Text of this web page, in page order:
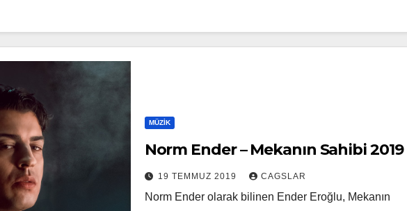
MÜZIK
Norm Ender – Mekanın Sahibi 2019
19 TEMMUZ 2019 CAGSLAR
Norm Ender olarak bilinen Ender Eroğlu, Mekanın